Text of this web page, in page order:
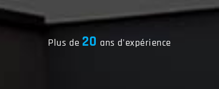
Plus de 20 ans d'expérience